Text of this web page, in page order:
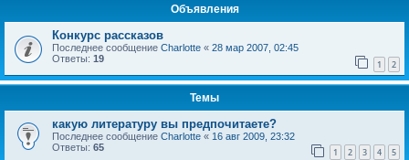
Объявления
Конкурс рассказов
Последнее сообщение Charlotte « 28 мар 2007, 02:45
Ответы: 19 1 2
Темы
какую литературу вы предпочитаете?
Последнее сообщение Charlotte « 16 авг 2009, 23:32
Ответы: 65 1 2 3 4 5